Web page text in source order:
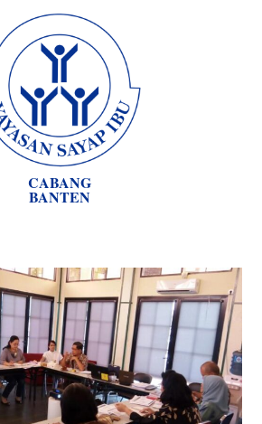
CABANG
BANTEN